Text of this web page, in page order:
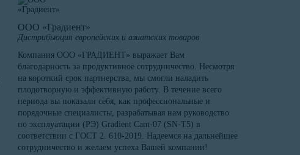
ООО «Градиент»
Дистрибьюция европейских и азиатских товаров
Компания ООО «ГРАДИЕНТ» выражает Вам
благодарность за продуктивное сотрудничество. Несмотря
на короткий срок партнерства, мы смогли наладить
плодотворную и эффективную работу. В течение всего
периода вы показали себя, как профессиональные и
порядочные специалисты, разрабатывая нам руководство
по эксплуатации (РЭ) Gradient Cam-07 (SN-T5) в
соответствии с ГОСТ 2. 610-2019. Надеемся на дальнейшее
сотрудничество и желаем успеха Вашей компании!